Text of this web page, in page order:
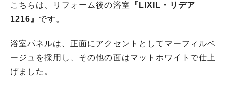
こちらは、リフォーム後の浴室 『 LIXIL・リデア
1216』 です。
浴室パネルは、正面にアクセントとしてマーフィルベ
ージュを採用し、その他の面はマットホワイトで仕上
げました。